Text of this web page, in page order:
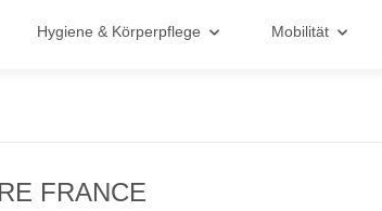
Hygiene & Körperpflege Mobilität
FRANCE